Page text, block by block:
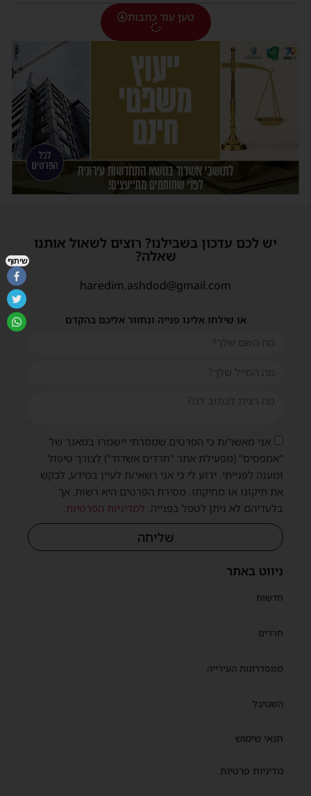
טען עוד כתבות
ניווט באתר
חדשות
חרדים
ממסדרונות העירייה
השטיבל
תנאי שימוש
מדיניות פרטיות
יש לכם עדכון בשבילנו? רוצים לשאול אותנו
שאלה?
haredim.ashdod@gmail.com
או שילחו אלינו פנייה ונחזור אליכם בהקדם
אני מאשר/ת כי הפרטים שמסרתי יישמרו במאגר של
"אמפסיס" (מפעילת אתר "חרדים אשדוד") לצורך טיפול
ומענה לפנייתי. ידוע לי כי אני רשאי/ת לעיין במידע, לבקש
את תיקונו או מחיקתו. מסירת הפרטים היא רשות, אך
בלעדיהם לא ניתן לטפל בפנייה. למדיניות הפרטיות.
שליחה
שיתוף